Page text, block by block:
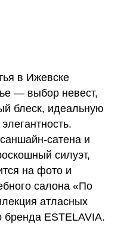
в Ижевске
— выбор невест,
блеск, идеальную
сатена и
силуэт,
на фото и
салона «По
атласных
ESTELAVIA.